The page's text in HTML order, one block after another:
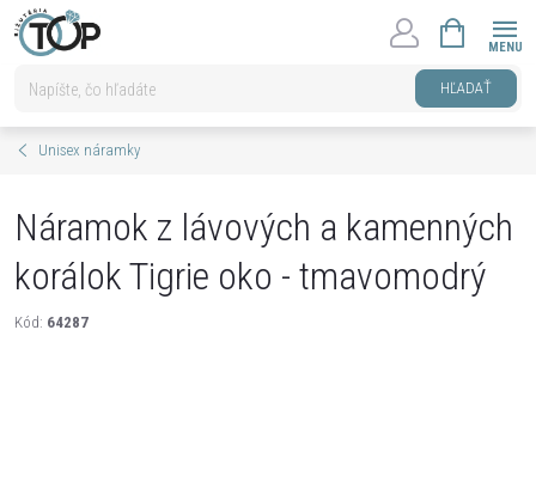
Prejsť
na
HĽADAŤ
KOŠÍK
Unisex náramky
Náramok z lávových a kamenných
korálok Tigrie oko - tmavomodrý
Kód: 64287